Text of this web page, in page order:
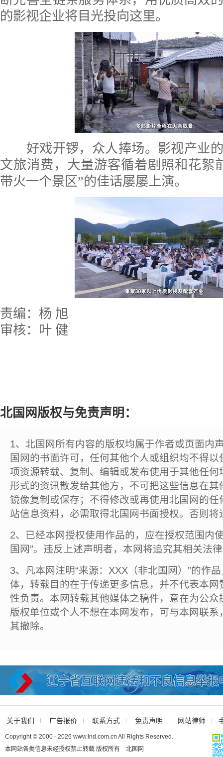
的影视企业将目光投向这里。
好戏开锣，众人捧场。影视产业的
文旅消费，大量游客循着剧照和花絮
带火一个景区”的佳话屡屡上演。
责编：杨 旭
审核：叶 健
北国网版权与免责声明：
1、北国网所有内容的版权均属于作者或页面内
国网的书面许可，任何其他个人或组织均不得
项资源转载、复制、编辑或发布使用于其他任
形式的资讯散发给其他方，不可把这些信息在
镜像复制或保存；不得修改或再使用北国网的
站信息资料，必需取得北国网书面授权。否则将
2、已经本网授权使用作品的，应在授权范围内
国网”。违反上述声明者，本网将追究其相关法
3、凡本网注明“来源：XXX（非北国网）”的作
体，转载目的在于传递更多信息，并不代表本
性负责。本网转载其他媒体之稿件，意在为公
版权单位或个人不想在本网发布，可与本网联
其撤除。
关于我们 广告报价 联系方式 免责声明 网站律师
Copyright © 2000 - 2026 www.lnd.com.cn All Rights Reserved.
本网站各类信息未经授权禁止转载 版权所有 北国网